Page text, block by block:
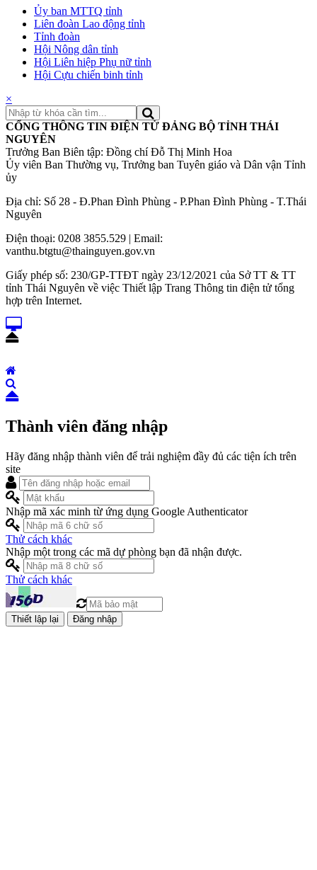
Ủy ban MTTQ tỉnh
Liên đoàn Lao động tỉnh
Tỉnh đoàn
Hội Nông dân tỉnh
Hội Liên hiệp Phụ nữ tỉnh
Hội Cựu chiến binh tỉnh
×
CỔNG THÔNG TIN ĐIỆN TỬ ĐẢNG BỘ TỈNH THÁI
NGUYÊN
Trưởng Ban Biên tập: Đồng chí Đỗ Thị Minh Hoa
Ủy viên Ban Thường vụ, Trưởng ban Tuyên giáo và Dân vận Tỉnh
ủy
Địa chỉ: Số 28 - Đ.Phan Đình Phùng - P.Phan Đình Phùng - T.Thái
Nguyên
Điện thoại: 0208 3855.529 | Email:
vanthu.btgtu@thainguyen.gov.vn
Giấy phép số: 230/GP-TTĐT ngày 23/12/2021 của Sở TT & TT
tỉnh Thái Nguyên về việc Thiết lập Trang Thông tin điện tử tổng
hợp trên Internet.
Thành viên đăng nhập
Hãy đăng nhập thành viên để trải nghiệm đầy đủ các tiện ích trên
site
Nhập mã xác minh từ ứng dụng Google Authenticator
Thử cách khác
Nhập một trong các mã dự phòng bạn đã nhận được.
Thử cách khác
Đăng nhập